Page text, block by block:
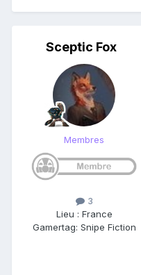
Sceptic Fox
Membres
3
Lieu : France
Gamertag: Snipe Fiction